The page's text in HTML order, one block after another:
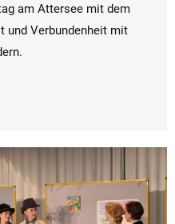
am Attersee mit dem
und Verbundenheit mit